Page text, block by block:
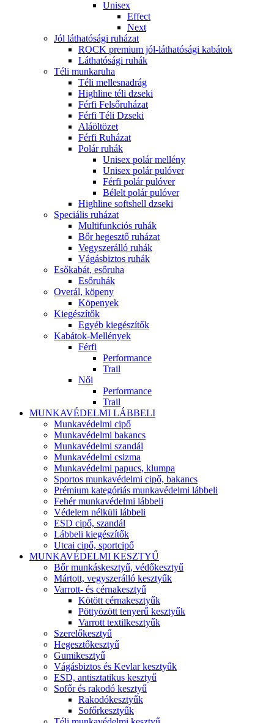
Unisex
Effect
Next
Jól láthatósági ruházat
ROCK premium jól-láthatósági kabátok
Láthatósági ruhák
Téli munkaruha
Téli mellesnadrág
Highline téli dzseki
Férfi Felsőruházat
Férfi Téli Dzseki
Aláöltözet
Férfi Ruházat
Polár ruhák
Unisex polár mellény
Unisex polár pulóver
Férfi polár pulóver
Bélelt polár pulóver
Highline softshell dzseki
Speciális ruházat
Multifunkciós ruhák
Bőr hegesztő ruházat
Vegyszerálló ruhák
Vágásbiztos ruhák
Esőkabát, esőruha
Esőruhák
Overál, köpeny
Köpenyek
Kiegészítők
Egyéb kiegészítők
Kabátok-Mellények
Férfi
Performance
Trail
Női
Performance
Trail
MUNKAVÉDELMI LÁBBELI
Munkavédelmi cipő
Munkavédelmi bakancs
Munkavédelmi szandál
Munkavédelmi csizma
Munkavédelmi papucs, klumpa
Sportos munkavédelmi cipő, bakancs
Prémium kategóriás munkavédelmi lábbeli
Fehér munkavédelmi lábbeli
Védelem nélküli lábbeli
ESD cipő, szandál
Lábbeli kiegészítők
Utcai cipő, sportcipő
MUNKAVÉDELMI KESZTYŰ
Bőr munkáskesztyű, védőkesztyű
Mártott, vegyszerálló kesztyűk
Varrott- és cérnakesztyű
Kötött cérnakesztyűk
Pöttyözött tenyerű kesztyűk
Varrott textilkesztyűk
Szerelőkesztyű
Hegesztőkesztyű
Gumikesztyű
Vágásbiztos és Kevlar kesztyűk
ESD, antisztatikus kesztyű
Sofőr és rakodó kesztyű
Rakodókesztyűk
Sofőrkesztyűk